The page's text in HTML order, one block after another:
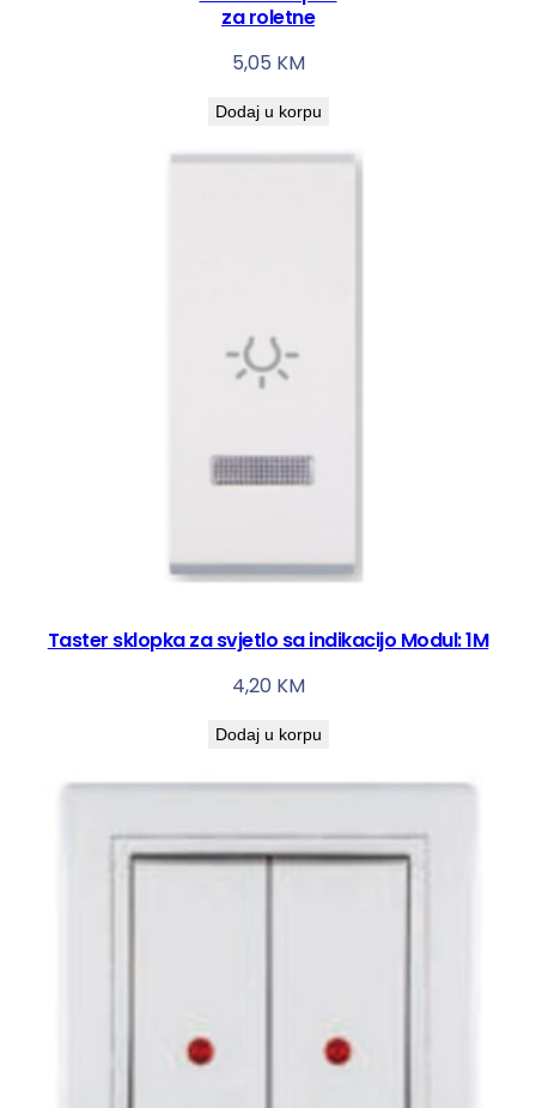
za roletne
5,05 KM
Dodaj u korpu
Taster sklopka za svjetlo sa indikacijo Modul: 1M
4,20 KM
Dodaj u korpu